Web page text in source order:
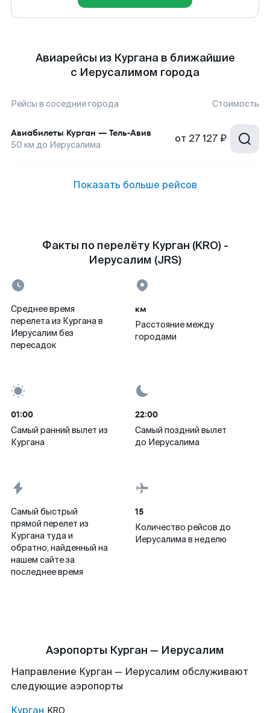
Авиарейсы из Кургана в ближайшие
с Иерусалимом города
Рейсы в соседние города Стоимость
Авиабилеты Курган — Тель-Авив
50 км до Иерусалима от 27 127 ₽
Показать больше рейсов
Факты по перелёту Курган (KRO) -
Иерусалим (JRS)
Среднее время
перелета из Кургана в
Иерусалим без
пересадок
км
Расстояние между
городами
01:00
Самый ранний вылет из
Кургана
22:00
Самый поздний вылет
до Иерусалима
Самый быстрый
прямой перелет из
Кургана туда и
обратно, найденный на
нашем сайте за
последнее время
15
Количество рейсов до
Иерусалима в неделю
Аэропорты Курган — Иерусалим
Направление Курган — Иерусалим обслуживают
следующие аэропорты
Курган KRO